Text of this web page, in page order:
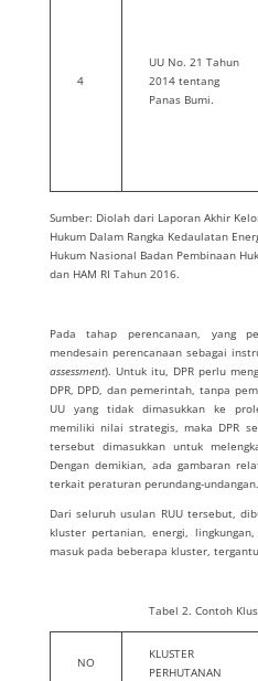
4
UU No. 21 Tahun
2014 tentang
Panas Bumi.
Sumber: Diolah dari Laporan Akhir
Hukum Dalam Rangka Kedaulatan
Hukum Nasional Badan Pembinaan
dan HAM RI Tahun 2016.
Pada tahap perencanaan, yang
mendesain perencanaan sebagai
assessment). Untuk itu, DPR perlu
DPR, DPD, dan pemerintah, tanpa
UU yang tidak dimasukkan ke
memiliki nilai strategis, maka DPR
tersebut dimasukkan untuk
Dengan demikian, ada gambaran
terkait peraturan perundang-undangan.
Dari seluruh usulan RUU tersebut,
kluster pertanian, energi,
masuk pada beberapa kluster,
Tabel 2. Contoh
NO
KLUSTER
PERHUTANAN